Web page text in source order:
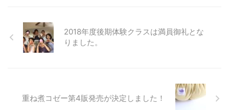
2018年度後期体験クラスは満員御礼とな
りました。
重ね煮コゼー第4販発売が決定しました！